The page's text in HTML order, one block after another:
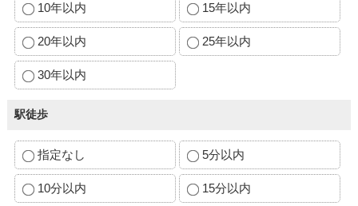
10年以内 15年以内
20年以内 25年以内
30年以内
駅徒歩
指定なし 5分以内
10分以内 15分以内